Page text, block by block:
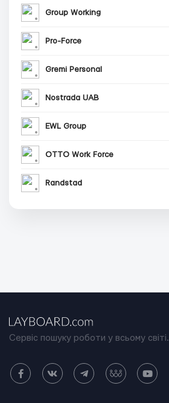
Group Working
Pro-Force
Gremi Personal
Nostrada UAB
EWL Group
OTTO Work Force
Randstad
Сервіс пошуку роботи у всьому світі.